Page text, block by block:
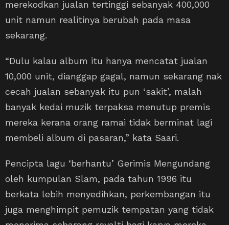
merekodkan jualan tertinggi sebanyak 400,000
unit namun realitinya berubah pada masa
sekarang.
“Dulu kalau album itu hanya mencatat jualan
10,000 unit, dianggap gagal, namun sekarang nak
cecah jualan sebanyak itu pun ‘sakit’, malah
banyak kedai muzik terpaksa menutup premis
mereka kerana orang ramai tidak berminat lagi
membeli album di pasaran,” kata Saari.
Pencipta lagu ‘berhantu’ Gerimis Mengundang
oleh kumpulan Slam, pada tahun 1996 itu
berkata lebih menyedihkan, perkembangan itu
juga menghimpit pemuzik tempatan yang tidak